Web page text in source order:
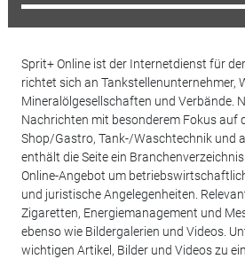
Sprit+ Online ist der Internetdienst für
richtet sich an Tankstellenunternehmer,
Mineralölgesellschaften und Verbände.
Nachrichten mit besonderem Fokus auf
Shop/Gastro, Tank-/Waschtechnik und
enthält die Seite ein
Online-Angebot um
und juristische Angelegenheiten.
Zigaretten, Energiemanagement und
ebenso wie Bildergalerien und Videos.
wichtigen Artikel, Bilder und Videos zu